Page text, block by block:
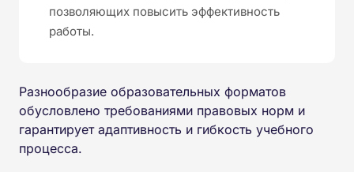
позволяющих повысить эффективность
работы.
Разнообразие образовательных форматов
обусловлено требованиями правовых норм и
гарантирует адаптивность и гибкость учебного
процесса.